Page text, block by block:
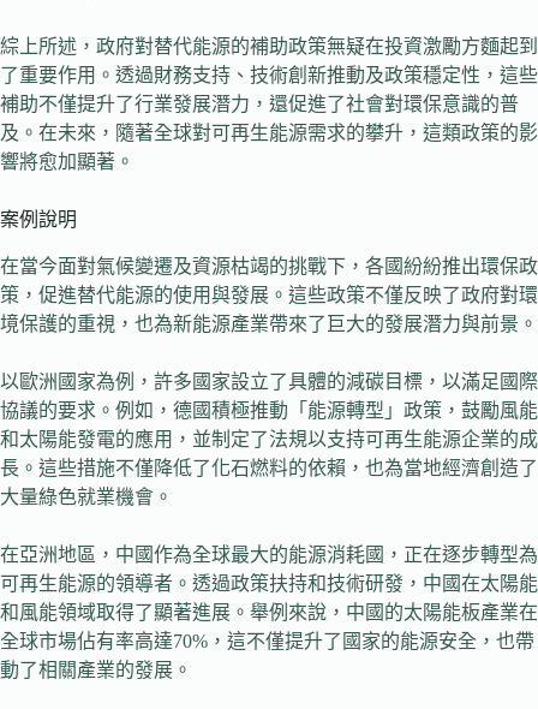
綜上所述，政府對替代能源的補助政策無疑在投資激勵方麵起到
了重要作用。透過財務支持、技術創新推動及政策穩定性，這些
補助不僅提升了行業發展潛力，還促進了社會對環保意識的普
及。在未來，隨著全球對可再生能源需求的攀升，這類政策的影
響將愈加顯著。
案例說明
在當今面對氣候變遷及資源枯竭的挑戰下，各國紛紛推出環保政
策，促進替代能源的使用與發展。這些政策不僅反映了政府對環
境保護的重視，也為新能源產業帶來了巨大的發展潛力與前景。
以歐洲國家為例，許多國家設立了具體的減碳目標，以滿足國際
協議的要求。例如，德國積極推動「能源轉型」政策，鼓勵風能
和太陽能發電的應用，並制定了法規以支持可再生能源企業的成
長。這些措施不僅降低了化石燃料的依賴，也為當地經濟創造了
大量綠色就業機會。
在亞洲地區，中國作為全球最大的能源消耗國，正在逐步轉型為
可再生能源的領導者。透過政策扶持和技術研發，中國在太陽能
和風能領域取得了顯著進展。舉例來說，中國的太陽能板產業在
全球市場佔有率高達70%，這不僅提升了國家的能源安全，也帶
動了相關產業的發展。